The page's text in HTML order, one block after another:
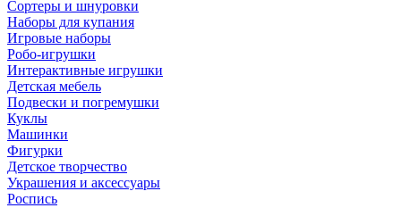
Сортеры и шнуровки
Наборы для купания
Игровые наборы
Робо-игрушки
Интерактивные игрушки
Детская мебель
Подвески и погремушки
Куклы
Машинки
Фигурки
Детское творчество
Украшения и аксессуары
Роспись